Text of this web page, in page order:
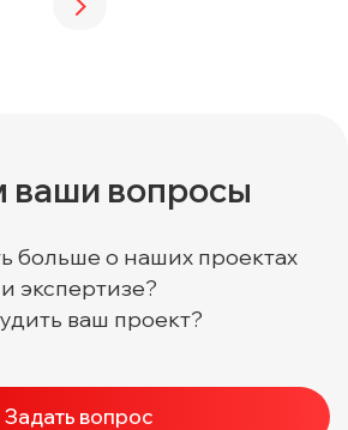
вопросы
больше о наших проектах
и экспертизе?
ваш проект?
Задать вопрос